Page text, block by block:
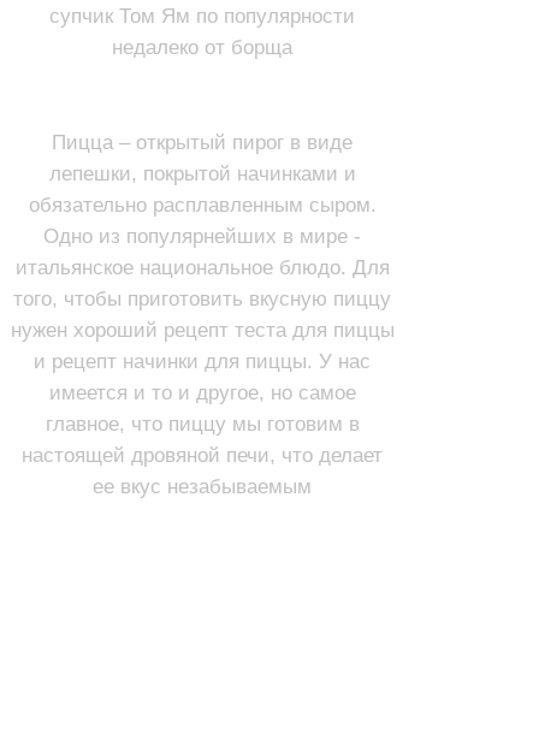
супчик Том Ям по популярности
недалеко от борща
Пицца – открытый пирог в виде
лепешки, покрытой начинками и
обязательно расплавленным сыром.
Одно из популярнейших в мире -
итальянское национальное блюдо. Для
того, чтобы приготовить вкусную пиццу
нужен хороший рецепт теста для пиццы
и рецепт начинки для пиццы. У нас
имеется и то и другое, но самое
главное, что пиццу мы готовим в
настоящей дровяной печи, что делает
ее вкус незабываемым